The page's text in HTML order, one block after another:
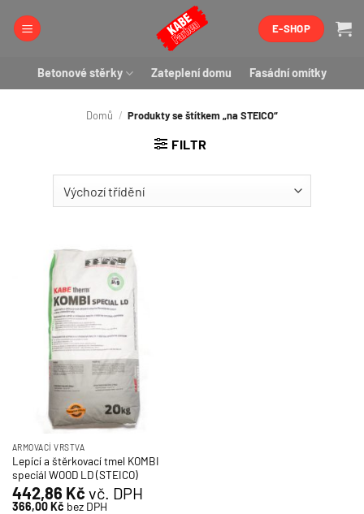
E-SHOP
Betonové stěrky Zateplení domu Fasádní omítky
Domů / Produkty se štítkem „na STEICO“
FILTR
ARMOVACÍ VRSTVA
Lepící a štěrkovací tmel KOMBI
speciál WOOD LD (STEICO)
442,86 Kč vč. DPH
366,00Kč bez DPH